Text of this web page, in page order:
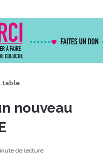
table
nouveau
de lecture